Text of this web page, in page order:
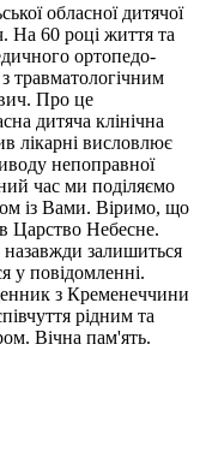
обласної дитячої
На 60 році життя та
ортопедо-
травматологічним
Про це
дитяча клінічна
лікарні висловлює
непоправної
час ми поділяємо
із Вами. Віримо, що
Царство Небесне.
назавжди залишиться
у повідомленні.
з Кременеччини
рідним та
Вічна пам'ять.